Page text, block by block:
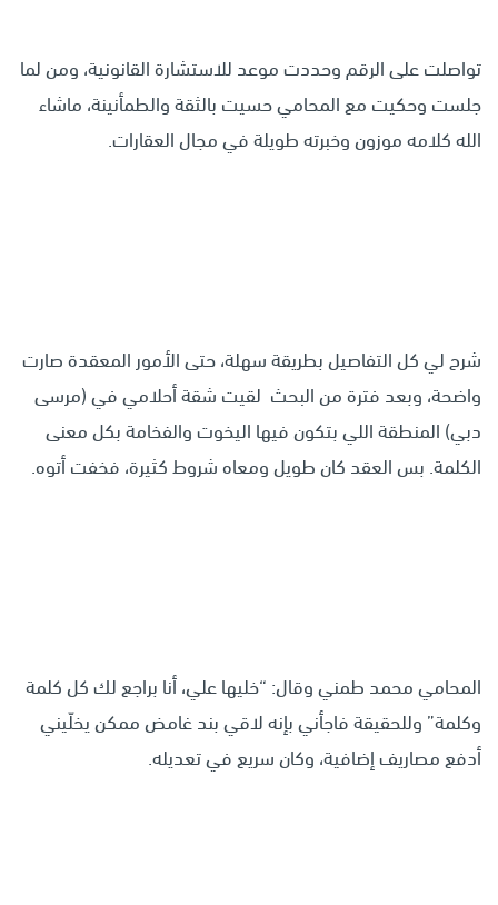
تواصلت على الرقم وحددت موعد للاستشارة القانونية، ومن لما
جلست وحكيت مع المحامي حسيت بالثقة والطمأنينة، ماشاء
الله كلامه موزون وخبرته طويلة في مجال العقارات.
شرح لي كل التفاصيل بطريقة سهلة، حتى الأمور المعقدة صارت
واضحة، وبعد فترة من البحث لقيت شقة أحلامي في (مرسى
دبي) المنطقة اللي بتكون فيها اليخوت والفخامة بكل معنى
الكلمة. بس العقد كان طويل ومعاه شروط كثيرة، فخفت أتوه.
المحامي محمد طمني وقال: “خليها علي، أنا براجع لك كل كلمة
وكلمة” وللحقيقة فاجأني بإنه لاقي بند غامض ممكن يخلّيني
أدفع مصاريف إضافية، وكان سريع في تعديله.